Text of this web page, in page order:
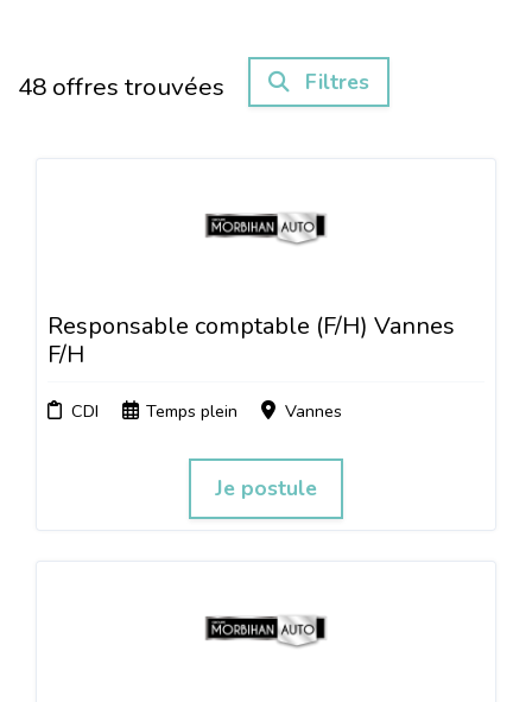
48 offres trouvées Filtres
Responsable comptable (F/H) Vannes
F/H
CDI Temps plein Vannes
Je postule